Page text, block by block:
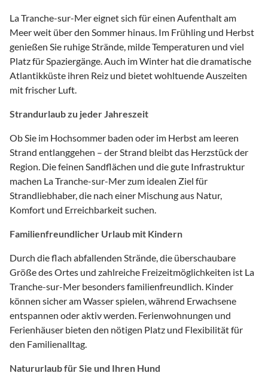
La Tranche-sur-Mer eignet sich für einen Aufenthalt am
Meer weit über den Sommer hinaus. Im Frühling und Herbst
genießen Sie ruhige Strände, milde Temperaturen und viel
Platz für Spaziergänge. Auch im Winter hat die dramatische
Atlantikküste ihren Reiz und bietet wohltuende Auszeiten
mit frischer Luft.
Strandurlaub zu jeder Jahreszeit
Ob Sie im Hochsommer baden oder im Herbst am leeren
Strand entlanggehen – der Strand bleibt das Herzstück der
Region. Die feinen Sandflächen und die gute Infrastruktur
machen La Tranche-sur-Mer zum idealen Ziel für
Strandliebhaber, die nach einer Mischung aus Natur,
Komfort und Erreichbarkeit suchen.
Familienfreundlicher Urlaub mit Kindern
Durch die flach abfallenden Strände, die überschaubare
Größe des Ortes und zahlreiche Freizeitmöglichkeiten ist La
Tranche-sur-Mer besonders familienfreundlich. Kinder
können sicher am Wasser spielen, während Erwachsene
entspannen oder aktiv werden. Ferienwohnungen und
Ferienhäuser bieten den nötigen Platz und Flexibilität für
den Familienalltag.
Natururlaub für Sie und Ihren Hund